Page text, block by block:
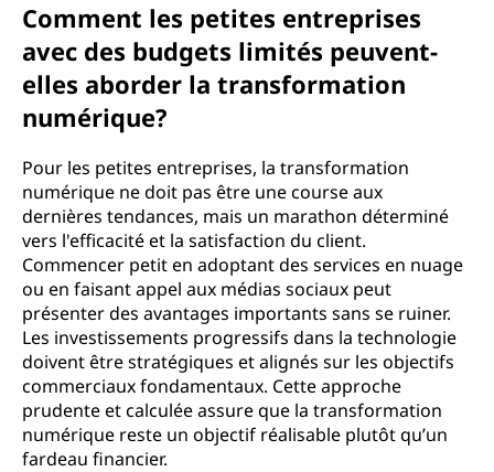
Comment les petites entreprises
avec des budgets limités peuvent-
elles aborder la transformation
numérique?
Pour les petites entreprises, la transformation
numérique ne doit pas être une course aux
dernières tendances, mais un marathon déterminé
vers l'efficacité et la satisfaction du client.
Commencer petit en adoptant des services en nuage
ou en faisant appel aux médias sociaux peut
présenter des avantages importants sans se ruiner.
Les investissements progressifs dans la technologie
doivent être stratégiques et alignés sur les objectifs
commerciaux fondamentaux. Cette approche
prudente et calculée assure que la transformation
numérique reste un objectif réalisable plutôt qu’un
fardeau financier.